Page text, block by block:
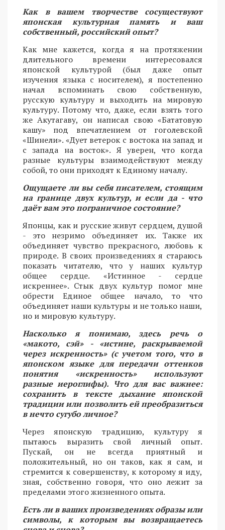
Как в вашем творчестве сосуществуют
японская культурная память и ваш
собственный, российский опыт?
Как мне кажется, когда я на протяжении
длительного времени интересовался
японской культурой (был даже опыт
изучения языка с носителем), я постепенно
начал вспоминать свою собственную,
русскую культуру и выходить на мировую
культуру. Потому что, даже, если взять того
же Акутагаву, он написал свою «Бататовую
кашу» под впечатлением от гоголевской
«Шинели». «Дует ветерок с востока на запад и
с запада на восток». Я уверен, что когда
разные культуры взаимодействуют между
собой, то они приходят к Единому началу.
Ощущаете ли вы себя писателем, стоящим
на границе двух культур, и если да - что
даёт вам это пограничное состояние?
Японцы, как и русские живут сердцем, душой
- это незримо объединяет их. Также их
объединяет чувство прекрасного, любовь к
природе. В своих произведениях я стараюсь
показать читателю, что у наших культур
общее сердце. «Истинное - сердце
искреннее». Стык двух культур помог мне
обрести Единое общее начало, то что
объединяет наши культуры и не только наши,
но и мировую культуру.
Насколько я понимаю, здесь речь о
«макото, сэй» - «истине, раскрываемой
через искренность» (с учетом того, что в
японском языке для передачи оттенков
понятия «искренность» используют
разные иероглифы). Что для вас важнее:
сохранить в тексте дыхание японской
традиции или позволить ей преобразиться
в нечто сугубо личное?
Через японскую традицию, культуру я
пытаюсь выразить свой личный опыт.
Пускай, он не всегда приятный и
положительный, но он таков, как я сам, и
стремится к совершенству, к которому я иду,
зная, собственно говоря, что оно лежит за
пределами этого жизненного опыта.
Есть ли в ваших произведениях образы или
символы, к которым вы возвращаетесь